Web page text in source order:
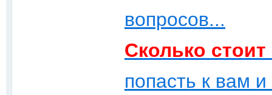
вопросов...
Сколько стоит
попасть к вам и